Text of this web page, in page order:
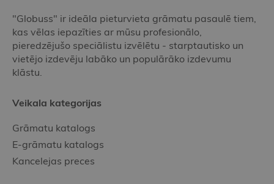
"Globuss" ir ideāla pieturvieta grāmatu pasaulē tiem,
kas vēlas iepazīties ar mūsu profesionālo,
pieredzējušo speciālistu izvēlētu - starptautisko un
vietējo izdevēju labāko un populārāko izdevumu
klāstu.
Veikala kategorijas
Grāmatu katalogs
E-grāmatu katalogs
Kancelejas preces